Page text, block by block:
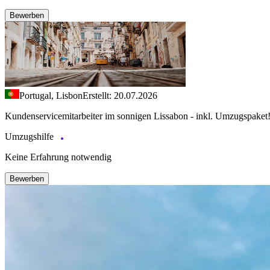
Bewerben
Portugal, LisbonErstellt: 20.07.2026
Kundenservicemitarbeiter im sonnigen Lissabon - inkl. Umzugspaket!
Umzugshilfe
Keine Erfahrung notwendig
Bewerben